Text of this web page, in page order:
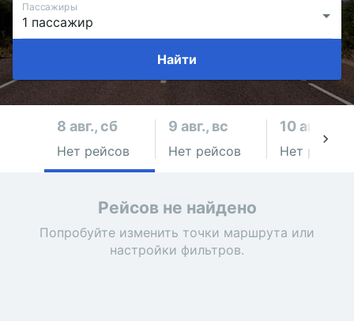
Пассажиры
Найти
8 авг., сб
Нет рейсов
9 авг., вс
Нет рейсов
10 авг., пн
Нет рейсов
Рейсов не найдено
Попробуйте изменить точки маршрута или
настройки фильтров.